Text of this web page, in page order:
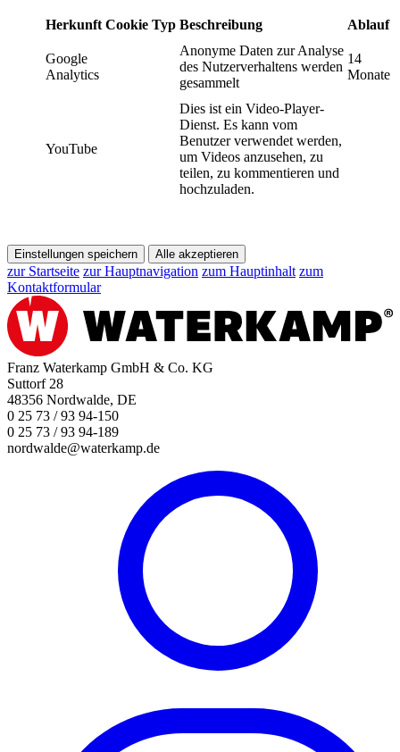
Herkunft Cookie Typ Beschreibung Ablauf
Google
Analytics
Anonyme Daten zur Analyse
des Nutzerverhaltens werden
gesammelt
14
Monate
YouTube
Dies ist ein Video-Player-
Dienst. Es kann vom
Benutzer verwendet werden,
um Videos anzusehen, zu
teilen, zu kommentieren und
hochzuladen.
Einstellungen speichern Alle akzeptieren
zur Startseite zur Hauptnavigation zum Hauptinhalt zum
Kontaktformular
Franz Waterkamp GmbH & Co. KG
Suttorf 28
48356 Nordwalde, DE
0 25 73 / 93 94-150
0 25 73 / 93 94-189
nordwalde@waterkamp.de